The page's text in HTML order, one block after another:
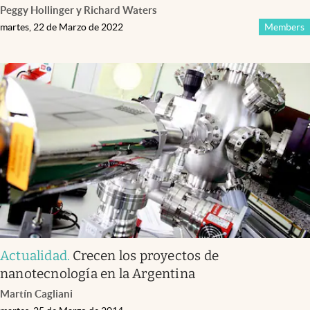
Peggy Hollinger y Richard Waters
Members
martes, 22 de Marzo de 2022
Actualidad. Crecen los proyectos de
nanotecnología en la Argentina
Martín Cagliani